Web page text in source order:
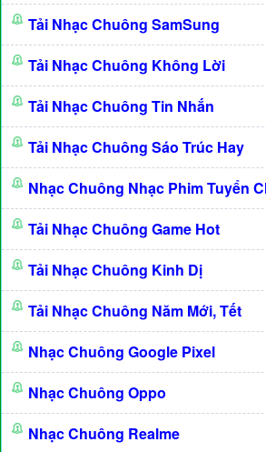
Tải Nhạc Chuông SamSung
Tải Nhạc Chuông Không Lời
Tải Nhạc Chuông Tin Nhắn
Tải Nhạc Chuông Sáo Trúc Hay
Nhạc Chuông Nhạc Phim Tuyển
Tải Nhạc Chuông Game Hot
Tải Nhạc Chuông Kinh Dị
Tải Nhạc Chuông Năm Mới, Tết
Nhạc Chuông Google Pixel
Nhạc Chuông Oppo
Nhạc Chuông Realme